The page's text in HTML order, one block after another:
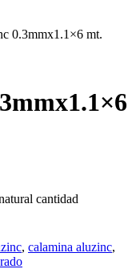
0.3mmx1.1×6 mt.
cantidad
, calamina aluzinc,